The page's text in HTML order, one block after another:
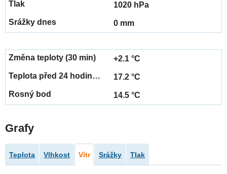
1020 hPa
0 mm
+2.1 °C
17.2 °C
14.5 °C
Grafy
Teplota Vlhkost Vítr Srážky Tlak